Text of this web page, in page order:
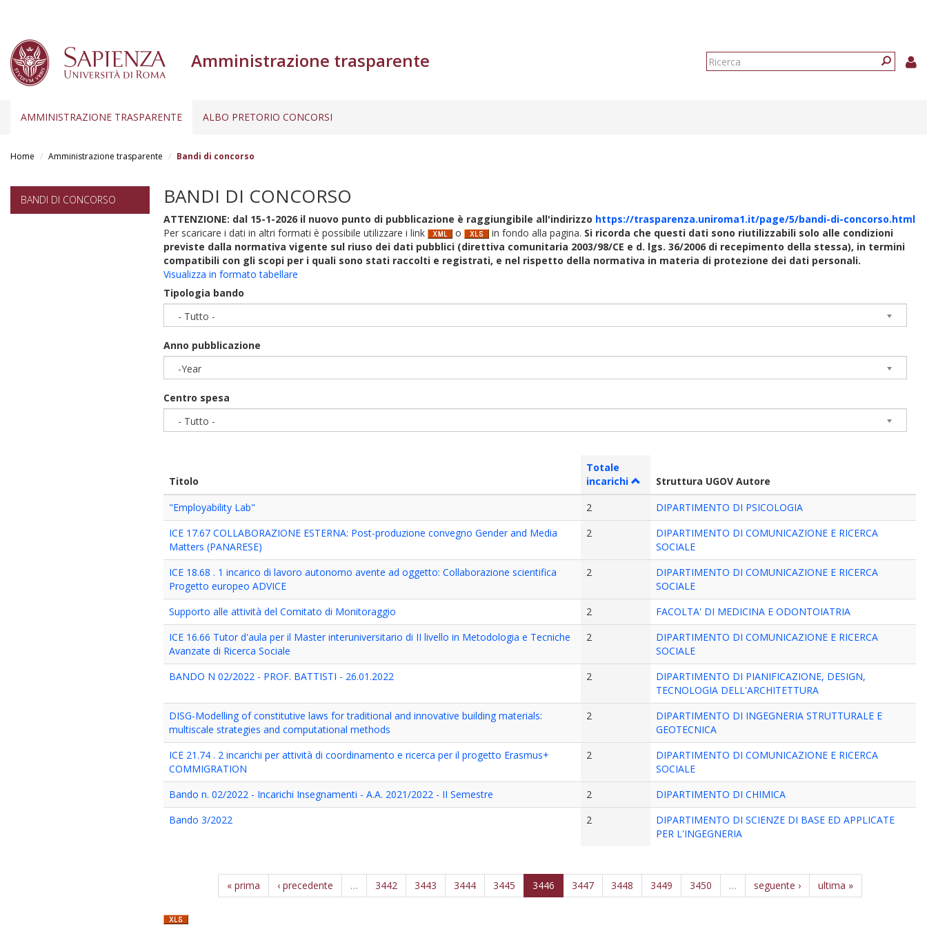
Amministrazione trasparente
Form
AMMINISTRAZIONE TRASPARENTE ALBO PRETORIO CONCORSI
Home Amministrazione trasparente Bandi di concorso
BANDI DI CONCORSO BANDI DI CONCORSO
ATTENZIONE: dal 15-1-2026 il nuovo punto di pubblicazione è raggiungibile all'indirizzo https://trasparenza.uniroma1.it/page/5/bandi-di-concorso.html
Per scaricare i dati in altri formati è possibile utilizzare i link
o in fondo alla pagina. Si ricorda che questi dati sono riutilizzabili solo alle condizioni
previste dalla normativa vigente sul riuso dei dati pubblici (direttiva comunitaria 2003/98/CE e d. lgs. 36/2006 di recepimento della stessa), in termini
compatibili con gli scopi per i quali sono stati raccolti e registrati, e nel rispetto della normativa in materia di protezione dei dati personali.
Visualizza in formato tabellare
Tipologia bando
- Tutto -
Anno pubblicazione
-Year
Centro spesa
- Tutto -
Titolo
Totale
incarichi
Struttura UGOV Autore
"Employability Lab"
2
DIPARTIMENTO DI PSICOLOGIA
ICE 17.67 COLLABORAZIONE ESTERNA: Post-produzione convegno Gender and Media
Matters (PANARESE)
2
DIPARTIMENTO DI COMUNICAZIONE E RICERCA
SOCIALE
ICE 18.68 . 1 incarico di lavoro autonomo avente ad oggetto: Collaborazione scientifica
Progetto europeo ADVICE
2
DIPARTIMENTO DI COMUNICAZIONE E RICERCA
SOCIALE
Supporto alle attività del Comitato di Monitoraggio
2
FACOLTA' DI MEDICINA E ODONTOIATRIA
ICE 16.66 Tutor d'aula per il Master interuniversitario di II livello in Metodologia e Tecniche
Avanzate di Ricerca Sociale
2
DIPARTIMENTO DI COMUNICAZIONE E RICERCA
SOCIALE
BANDO N 02/2022 - PROF. BATTISTI - 26.01.2022
2
DIPARTIMENTO DI PIANIFICAZIONE, DESIGN,
TECNOLOGIA DELL'ARCHITETTURA
DISG-Modelling of constitutive laws for traditional and innovative building materials:
multiscale strategies and computational methods
2
DIPARTIMENTO DI INGEGNERIA STRUTTURALE E
GEOTECNICA
ICE 21.74 . 2 incarichi per attività di coordinamento e ricerca per il progetto Erasmus+
COMMIGRATION
2
DIPARTIMENTO DI COMUNICAZIONE E RICERCA
SOCIALE
Bando n. 02/2022 - Incarichi Insegnamenti - A.A. 2021/2022 - II Semestre
2
DIPARTIMENTO DI CHIMICA
Bando 3/2022
2
DIPARTIMENTO DI SCIENZE DI BASE ED APPLICATE
PER L'INGEGNERIA
« prima ‹ precedente … 3442 3443 3444 3445 3446 3447 3448 3449 3450 … seguente › ultima »